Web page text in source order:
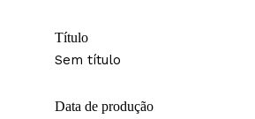
Título
Sem título
Data de produção